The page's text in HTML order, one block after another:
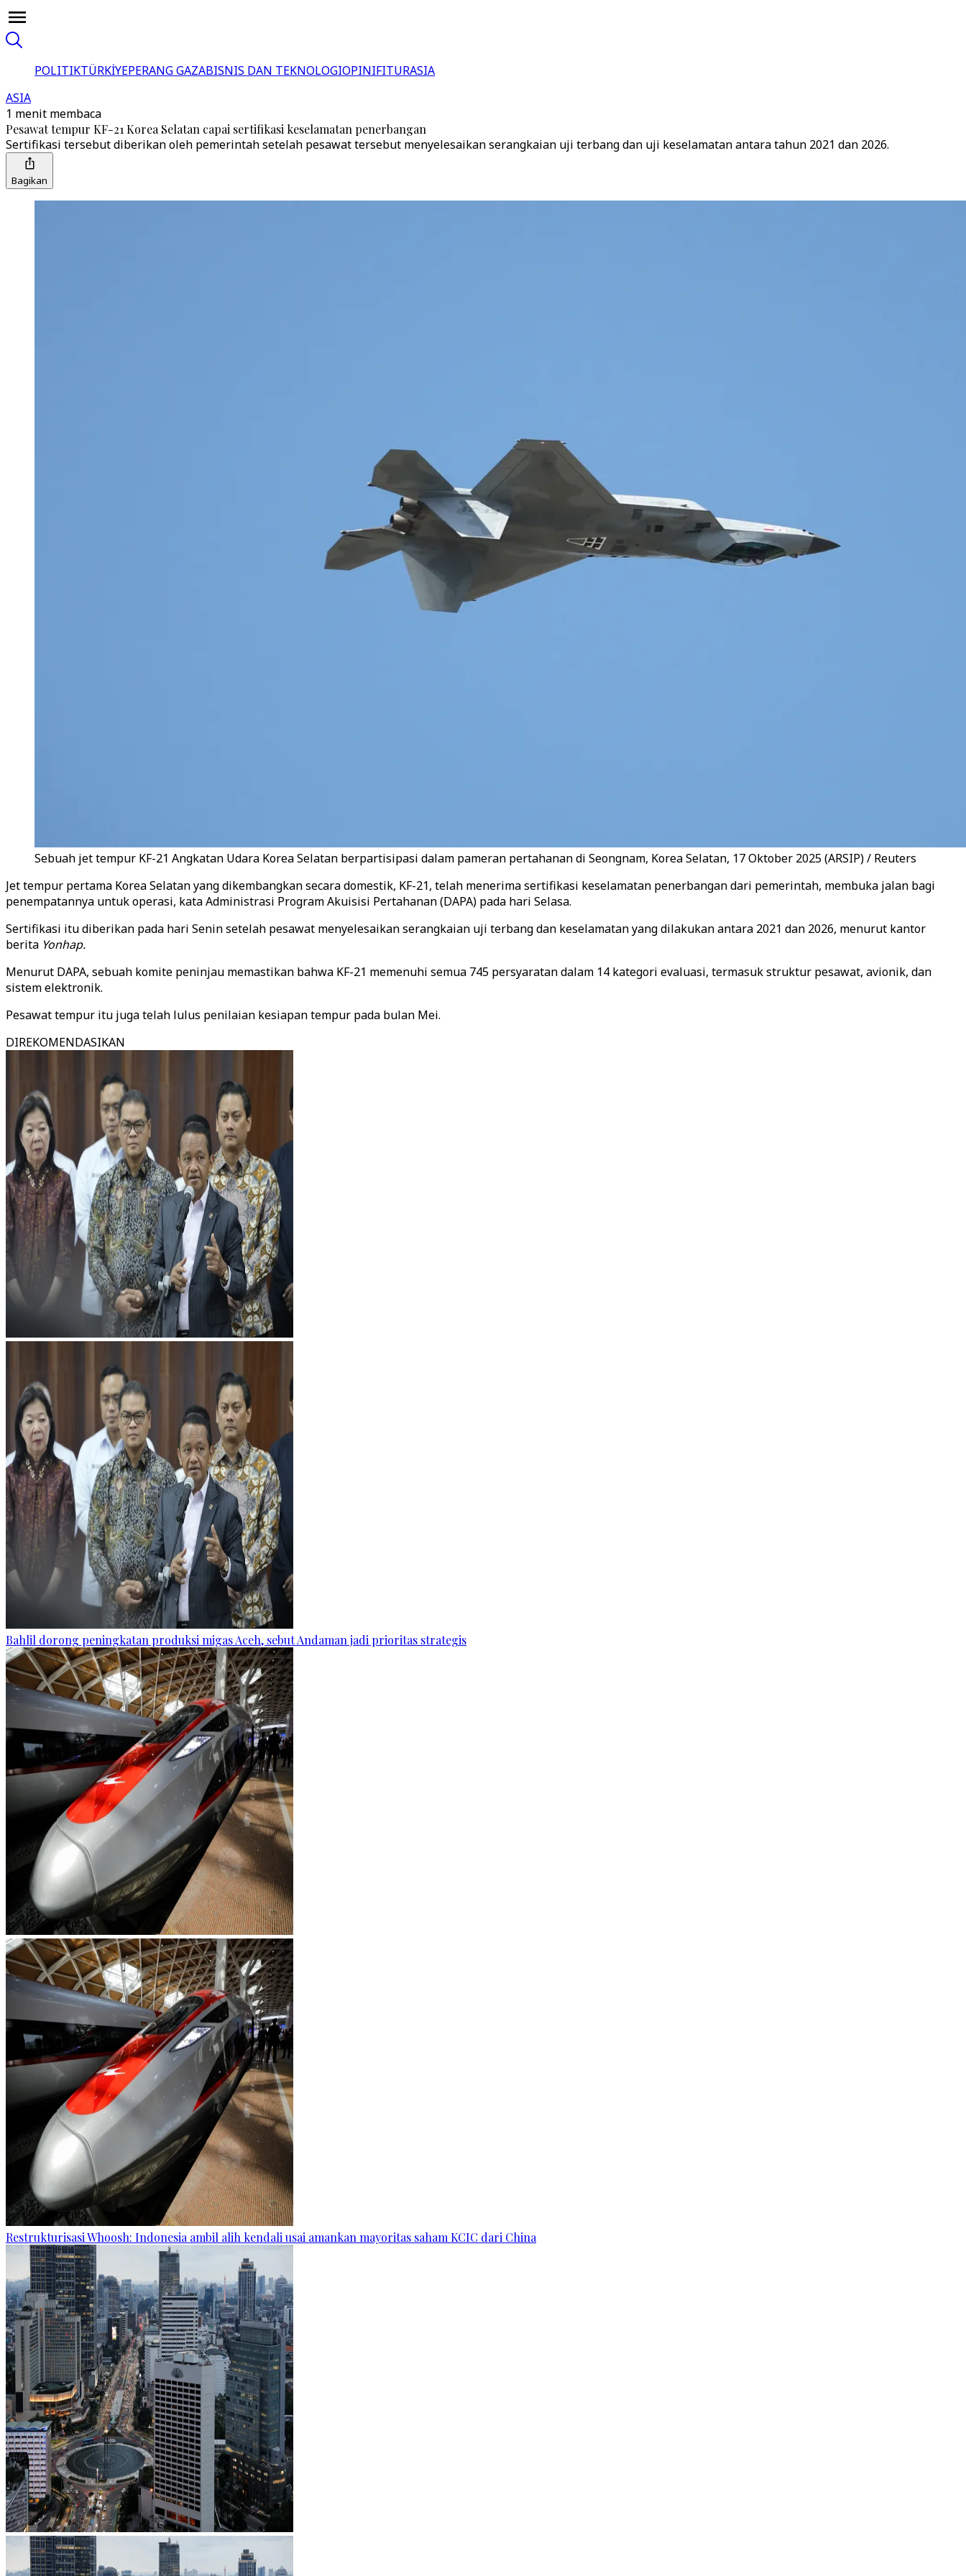
POLITIKTÜRKİYEPERANG GAZABISNIS DAN TEKNOLOGIOPINIFITURASIA
ASIA
1 menit membaca
Pesawat tempur KF-21 Korea Selatan capai sertifikasi keselamatan penerbangan
Sertifikasi tersebut diberikan oleh pemerintah setelah pesawat tersebut menyelesaikan serangkaian uji terbang dan uji keselamatan antara tahun 2021 dan 2026.
Bagikan
Sebuah jet tempur KF-21 Angkatan Udara Korea Selatan berpartisipasi dalam pameran pertahanan di Seongnam, Korea Selatan, 17 Oktober 2025 (ARSIP) / Reuters
Jet tempur pertama Korea Selatan yang dikembangkan secara domestik, KF-21, telah menerima sertifikasi keselamatan penerbangan dari pemerintah, membuka jalan bagi
penempatannya untuk operasi, kata Administrasi Program Akuisisi Pertahanan (DAPA) pada hari Selasa.
Sertifikasi itu diberikan pada hari Senin setelah pesawat menyelesaikan serangkaian uji terbang dan keselamatan yang dilakukan antara 2021 dan 2026, menurut kantor
berita Yonhap.
Menurut DAPA, sebuah komite peninjau memastikan bahwa KF-21 memenuhi semua 745 persyaratan dalam 14 kategori evaluasi, termasuk struktur pesawat, avionik, dan
sistem elektronik.
Pesawat tempur itu juga telah lulus penilaian kesiapan tempur pada bulan Mei.
DIREKOMENDASIKAN
Bahlil dorong peningkatan produksi migas Aceh, sebut Andaman jadi prioritas strategis
Restrukturisasi Whoosh: Indonesia ambil alih kendali usai amankan mayoritas saham KCIC dari China